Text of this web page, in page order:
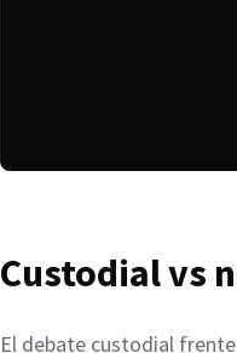
Custodial vs
El debate custodial